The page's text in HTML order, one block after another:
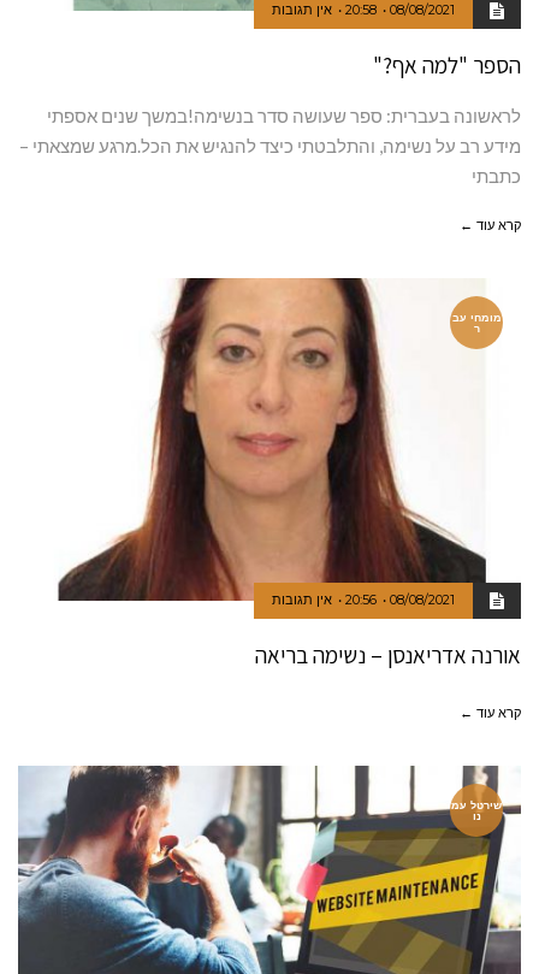
08/08/2021
20:58 אין תגובות
הספר "למה אף?"
לראשונה בעברית: ספר שעושה סדר בנשימה!במשך שנים אספתי
מידע רב על נשימה, והתלבטתי כיצד להנגיש את הכל.מרגע שמצאתי –
כתבתי
קרא עוד ←
מומחי עב
ר
08/08/2021
20:56 אין תגובות
אורנה אדריאנסן – נשימה בריאה
קרא עוד ←
שירטל עמ
נו